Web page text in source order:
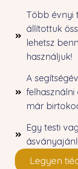
Több évnyi
állítottuk
lehetsz
használjuk!
A
már
Egy testi
Legyen